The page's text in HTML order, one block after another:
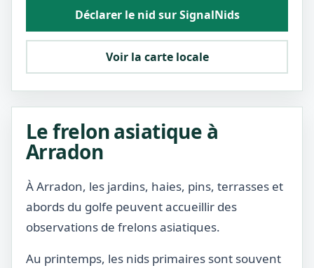
Déclarer le nid sur SignalNids
Voir la carte locale
Le frelon asiatique à
Arradon
À Arradon, les jardins, haies, pins, terrasses et
abords du golfe peuvent accueillir des
observations de frelons asiatiques.
Au printemps, les nids primaires sont souvent